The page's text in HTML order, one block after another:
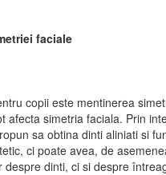
faciale
copii este mentinerea
simetria faciala. Prin
sa obtina dinti aliniati si
ci poate avea, de
dinti, ci si despre